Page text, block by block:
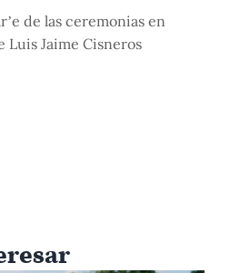
de las ceremonias en
Luis Jaime Cisneros